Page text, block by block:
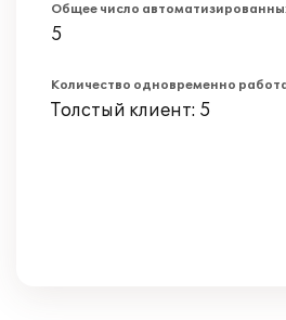
Общее число
5
Количество одновременно
Толстый клиент: 5